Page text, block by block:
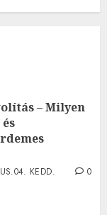
– Milyen
KEDD.
0